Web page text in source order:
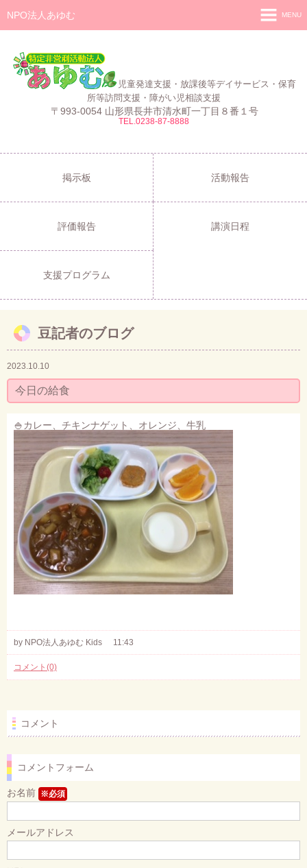
NPO法人あゆむ
児童発達支援・放課後等デイサービス・保育
所等訪問支援・障がい児相談支援
〒993-0054 山形県長井市清水町一丁目８番１号
TEL.0238-87-8888
MENU
施設紹介
あゆむZIBUN LABO
サービス内容
支援プログラム
ご利用について
採用情報
お問い合わせ
掲示板 活動報告
評価報告 講演日程
支援プログラム
豆記者のブログ
2023.10.10
今日の給食
🍚カレー、チキンナゲット、オレンジ、牛乳
by NPO法人あゆむ Kids 11:43
コメント(0)
コメント
コメントフォーム
お名前 ※必須
メールアドレス